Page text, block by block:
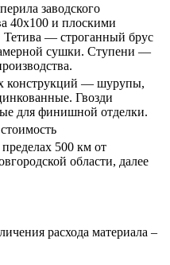
заводского
40х100 и плоскими
Тетива — строганный брус
сушки. Ступени —
конструкций — шурупы,
Гвозди
для финишной отделки.
500 км от
области, далее
расхода материала –